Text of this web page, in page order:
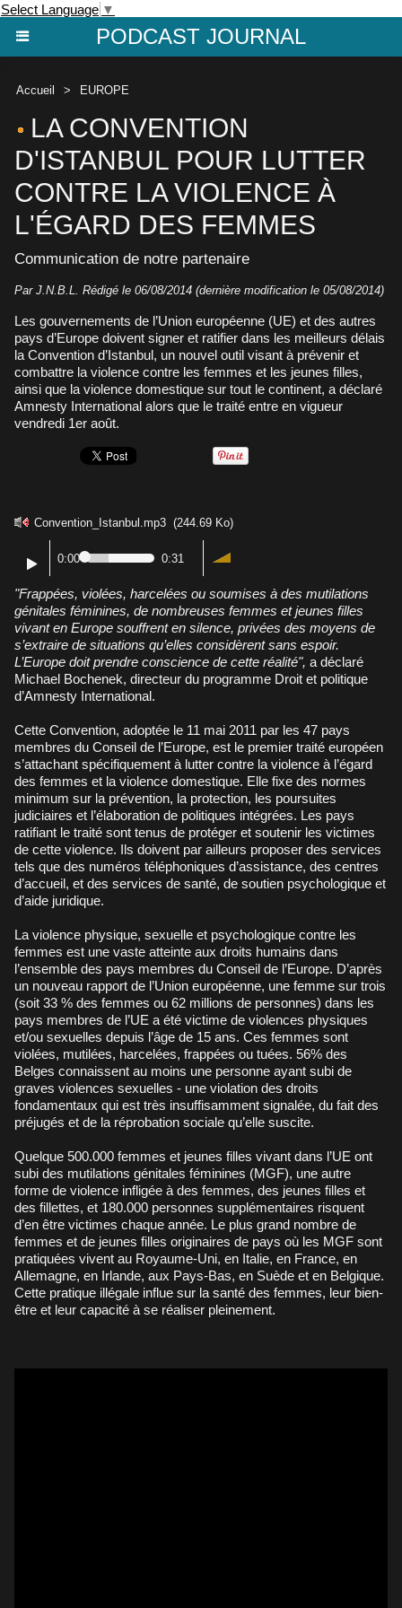
Select Language ▼
PODCAST JOURNAL
Accueil > EUROPE
LA CONVENTION
D'ISTANBUL POUR LUTTER
CONTRE LA VIOLENCE À
L'ÉGARD DES FEMMES
Communication de notre partenaire
Par J.N.B.L. Rédigé le 06/08/2014 (dernière modification le 05/08/2014)
Les gouvernements de l’Union européenne (UE) et des autres
pays d’Europe doivent signer et ratifier dans les meilleurs délais
la Convention d’Istanbul, un nouvel outil visant à prévenir et
combattre la violence contre les femmes et les jeunes filles,
ainsi que la violence domestique sur tout le continent, a déclaré
Amnesty International alors que le traité entre en vigueur
vendredi 1er août.
Convention_Istanbul.mp3 (244.69 Ko)
0:00 0:31
"Frappées, violées, harcelées ou soumises à des mutilations
génitales féminines, de nombreuses femmes et jeunes filles
vivant en Europe souffrent en silence, privées des moyens de
s’extraire de situations qu’elles considèrent sans espoir.
L’Europe doit prendre conscience de cette réalité", a déclaré
Michael Bochenek, directeur du programme Droit et politique
d’Amnesty International.
Cette Convention, adoptée le 11 mai 2011 par les 47 pays
membres du Conseil de l’Europe, est le premier traité européen
s’attachant spécifiquement à lutter contre la violence à l’égard
des femmes et la violence domestique. Elle fixe des normes
minimum sur la prévention, la protection, les poursuites
judiciaires et l’élaboration de politiques intégrées. Les pays
ratifiant le traité sont tenus de protéger et soutenir les victimes
de cette violence. Ils doivent par ailleurs proposer des services
tels que des numéros téléphoniques d’assistance, des centres
d’accueil, et des services de santé, de soutien psychologique et
d’aide juridique.
La violence physique, sexuelle et psychologique contre les
femmes est une vaste atteinte aux droits humains dans
l’ensemble des pays membres du Conseil de l’Europe. D’après
un nouveau rapport de l’Union européenne, une femme sur trois
(soit 33 % des femmes ou 62 millions de personnes) dans les
pays membres de l’UE a été victime de violences physiques
et/ou sexuelles depuis l’âge de 15 ans. Ces femmes sont
violées, mutilées, harcelées, frappées ou tuées. 56% des
Belges connaissent au moins une personne ayant subi de
graves violences sexuelles - une violation des droits
fondamentaux qui est très insuffisamment signalée, du fait des
préjugés et de la réprobation sociale qu’elle suscite.
Quelque 500.000 femmes et jeunes filles vivant dans l’UE ont
subi des mutilations génitales féminines (MGF), une autre
forme de violence infligée à des femmes, des jeunes filles et
des fillettes, et 180.000 personnes supplémentaires risquent
d’en être victimes chaque année. Le plus grand nombre de
femmes et de jeunes filles originaires de pays où les MGF sont
pratiquées vivent au Royaume-Uni, en Italie, en France, en
Allemagne, en Irlande, aux Pays-Bas, en Suède et en Belgique.
Cette pratique illégale influe sur la santé des femmes, leur bien-
être et leur capacité à se réaliser pleinement.